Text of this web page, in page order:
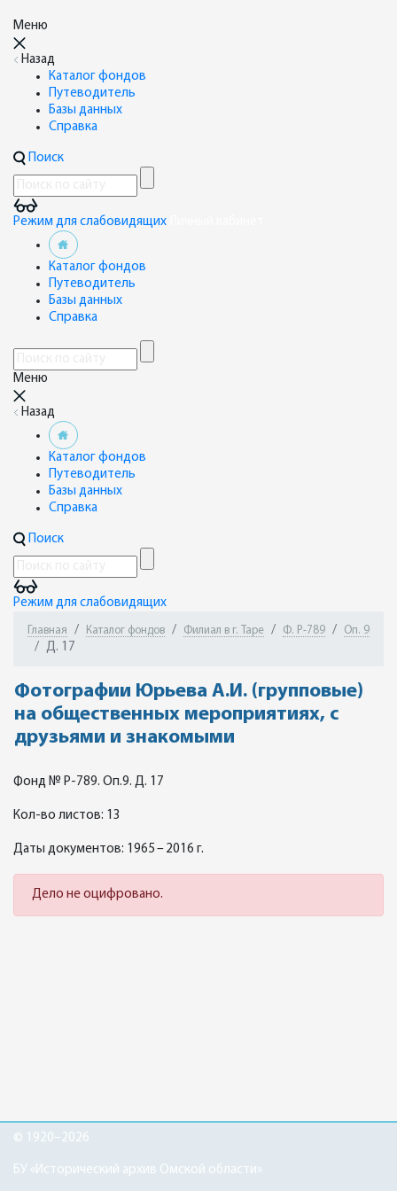
Меню
Назад
Каталог фондов
Путеводитель
Базы данных
Справка
Поиск
Режим для слабовидящих
Каталог фондов
Путеводитель
Базы данных
Справка
Меню
Назад
Каталог фондов
Путеводитель
Базы данных
Справка
Поиск
Режим для слабовидящих
Главная Каталог фондов Филиал в г. Таре Ф. Р-789 Оп. 9
Д. 17
Фотографии Юрьева А.И. (групповые)
на общественных мероприятиях, с
друзьями и знакомыми
Фонд № Р-789. Оп.9. Д. 17
Кол-во листов: 13
Даты документов: 1965 – 2016 г.
Дело не оцифровано.
© 1920–2026
БУ «Исторический архив Омской области»